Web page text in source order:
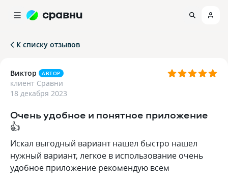
К списку отзывов
Виктор АВТОР
клиент Сравни
18 декабря 2023
Очень удобное и понятное приложение
👍
Искал выгодный вариант нашел быстро нашел
нужный вариант, легкое в использование очень
удобное приложение рекомендую всем